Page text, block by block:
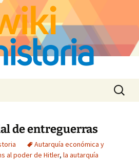
Buscar:
de entreguerras
Autarquía económica y
al poder de Hitler, la autarquía